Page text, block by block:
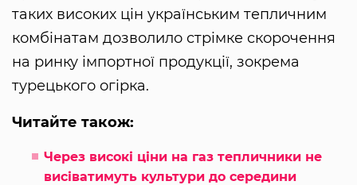
таких високих цін українським тепличним
комбінатам дозволило стрімке скорочення
на ринку імпортної продукції, зокрема
турецького огірка.
Читайте також:
Через високі ціни на газ тепличники не
висіватимуть культури до середини